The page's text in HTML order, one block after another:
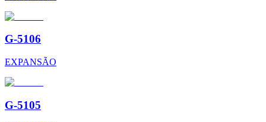
G-5106
EXPANSÃO
G-5105